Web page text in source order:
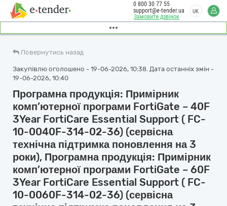
Замовити дзвінок
0 800 30 77 55
support@e-tender.ua
UK
Повернутись назад
Закупівлю оголошено - 19-06-2026, 10:38. Дата останніх змін -
19-06-2026, 10:40
Програмна продукція: Примірник
комп’ютерної програми FortiGate – 40F
3Year FortiCare Essential Support ( FC-
10-0040F-314-02-36) (сервісна
технічна підтримка поновлення на 3
роки), Програмна продукція: Примірник
комп’ютерної програми FortiGate – 60F
3Year FortiCare Essential Support ( FC-
10-0060F-314-02-36) (сервісна